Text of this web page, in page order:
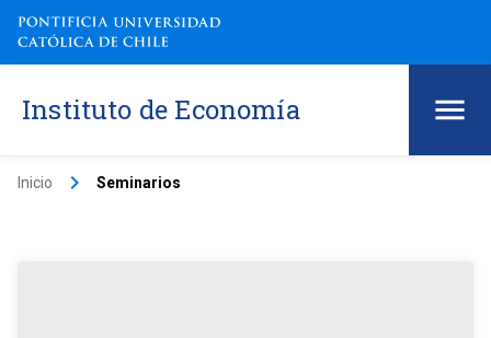
Instituto de Economía
Inicio keyboard_arrow_right Seminarios